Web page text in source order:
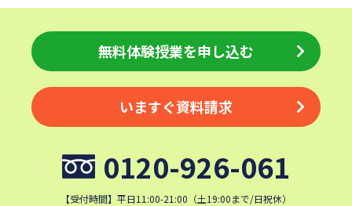
無料体験授業を申し込む
いますぐ資料請求
0120-926-061
【受付時間】平日11:00-21:00（土19:00まで/日祝休）